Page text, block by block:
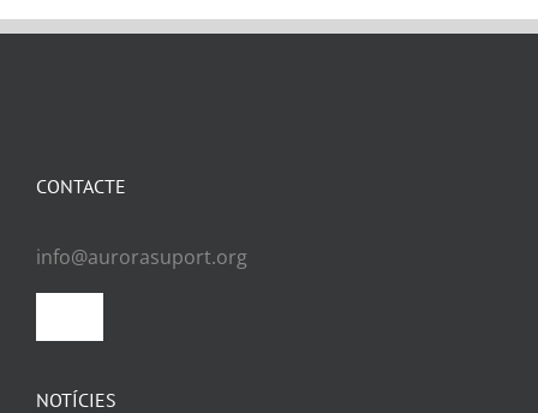
NOTÍCIES
CONTACTE
info@aurorasuport.org